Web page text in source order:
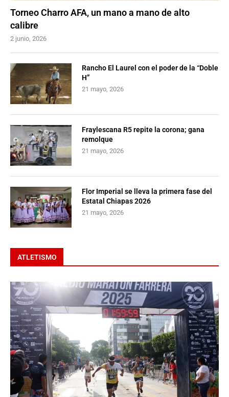
Torneo Charro AFA, un mano a mano de alto
calibre
2 junio, 2026
Rancho El Laurel con el poder de la “Doble
H”
21 mayo, 2026
Fraylescana R5 repite la corona; gana
remolque
21 mayo, 2026
Flor Imperial se lleva la primera fase del
Estatal Chiapas 2026
21 mayo, 2026
ATLETISMO